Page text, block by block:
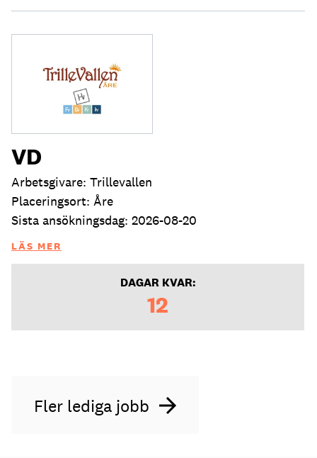
VD
Arbetsgivare: Trillevallen
Placeringsort: Åre
Sista ansökningsdag: 2026-08-20
LÄS MER
DAGAR KVAR:
12
Fler lediga jobb